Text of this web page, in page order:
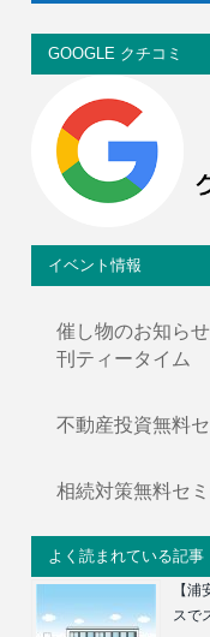
GOOGLE クチコミ
イベント情報
催し物のお知ら
刊ティータイム
不動産投資無料
相続対策無料セ
よく読まれている記事
【
スで